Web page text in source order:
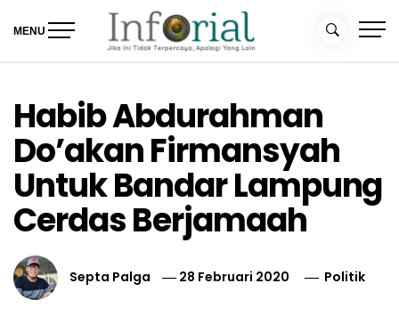
MENU
Habib Abdurahman
Do’akan Firmansyah
Untuk Bandar Lampung
Cerdas Berjamaah
Septa Palga 28 Februari 2020 Politik